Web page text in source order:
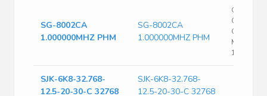
SG-8002CA
1.000000MHZ PHM
SG-8002CA
1.000000MHZ PHM
CMOS/TTL
Output
Min,
1MHz
SJK-6K8-32.768-
12.5-20-30-C 32768
SJK-6K8-32.768-
12.5-20-30-C 32768